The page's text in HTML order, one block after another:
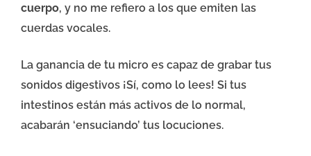
cuerpo, y no me refiero a los que emiten las
cuerdas vocales.
La ganancia de tu micro es capaz de grabar tus
sonidos digestivos ¡Sí, como lo lees! Si tus
intestinos están más activos de lo normal,
acabarán ‘ensuciando’ tus locuciones.